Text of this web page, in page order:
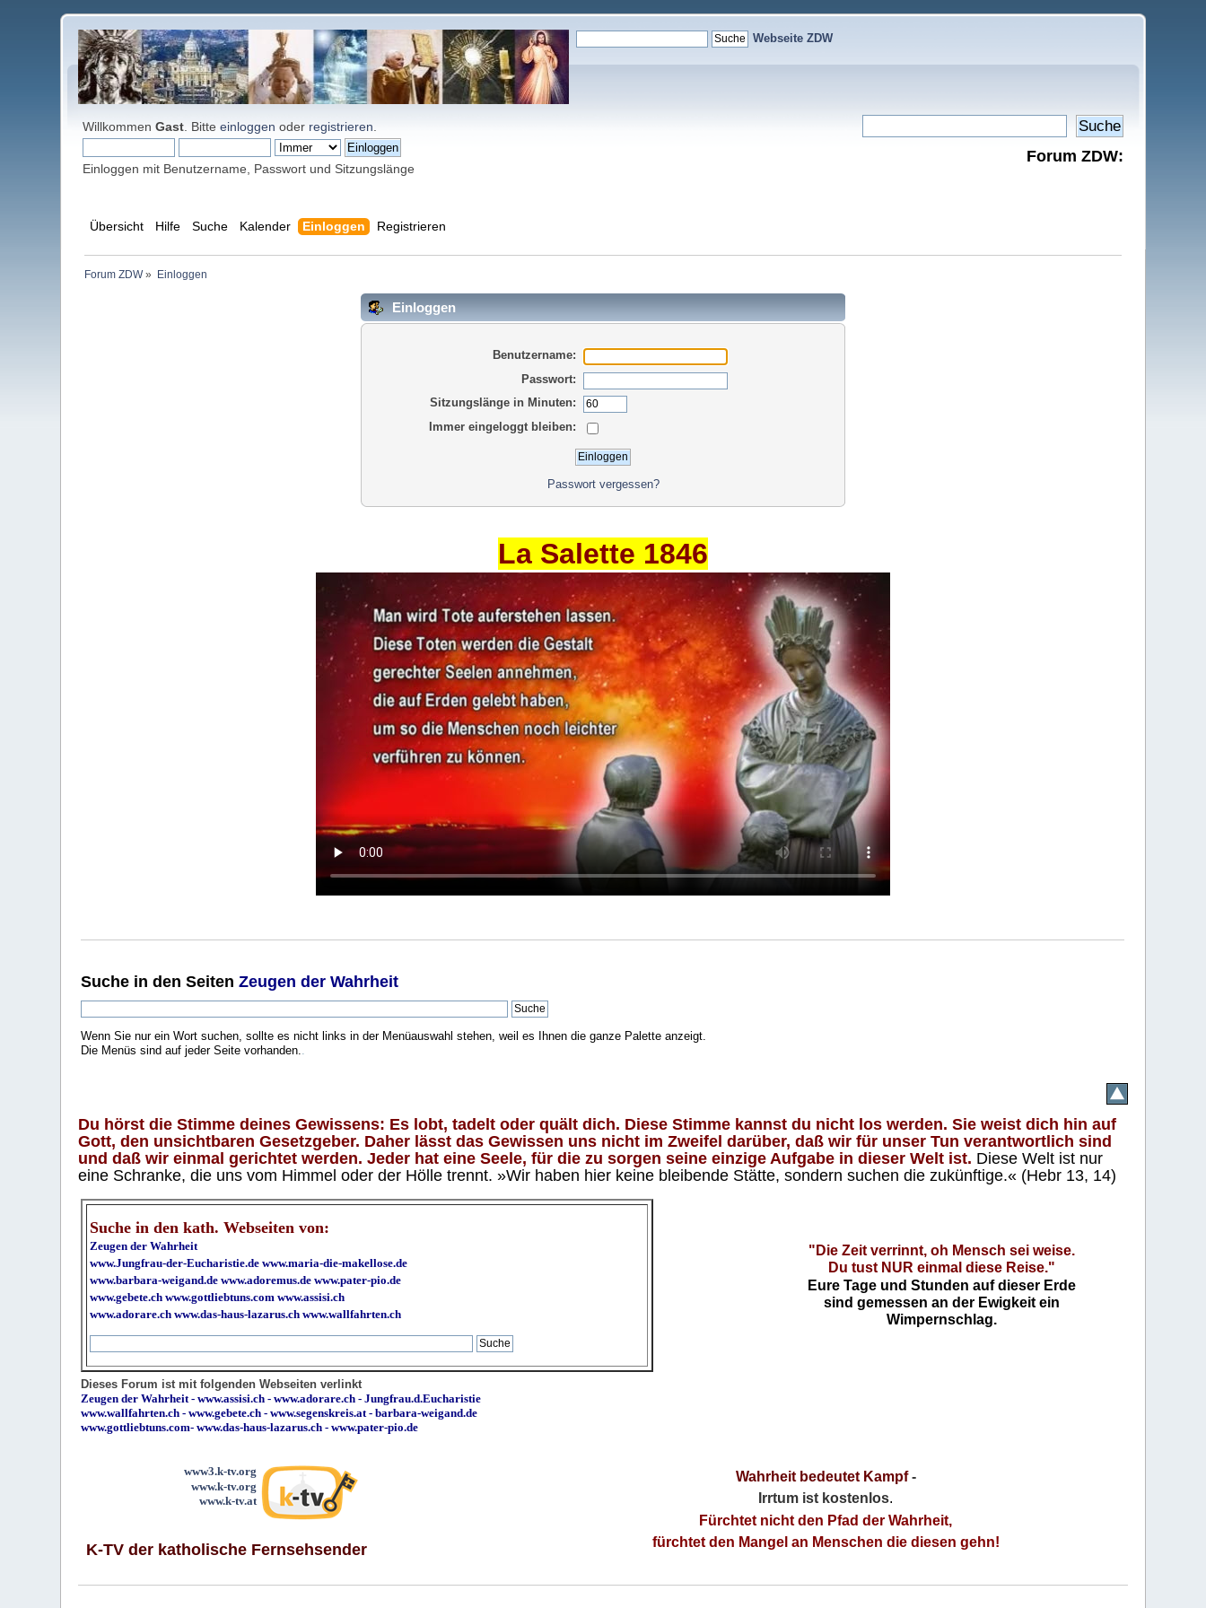
Webseite ZDW
WillkommenGast . Bitteeinloggen oder registrieren
Einloggen mit Benutzername, Passwort und Sitzungslänge
Forum ZDW:
Übersicht Hilfe Suche Kalender Einloggen Registrieren
Forum ZDW» Einloggen
Einloggen
Benutzername:
Passwort:
Sitzungslänge in Minuten:
Immer eingeloggt bleiben:
Passwort vergessen?
La Salette 1846
Suche in den SeitenZeugen der Wahrheit
Wenn Sie nur ein Wort suchen, sollte es nicht links in der Menüauswahl stehen, weil es Ihnen die ganze Palette anzeigt.
Die Menüs sind auf jeder Seite vorhanden.
Du hörst die Stimme deines Gewissens: Es lobt, tadelt oder quält dich. Diese Stimme kannst du nicht los werden. Sie weist dich hin auf
Gott, den unsichtbaren Gesetzgeber. Daher lässt das Gewissen uns nicht im Zweifel darüber, daß wir für unser Tun verantwortlich sind
und daß wir einmal gerichtet werden. Jeder hat eine Seele, für die zu sorgen seine einzige Aufgabe in dieser Welt ist. Diese Welt ist nur
eine Schranke, die uns vom Himmel oder der Hölle trennt. »Wir haben hier keine bleibende Stätte, sondern suchen die zukünftige.« (Hebr 13, 14)
Suche in den kath. Webseiten von:
Zeugen der Wahrheit
www.Jungfrau-der-Eucharistie.de www.maria-die-makellose.de
www.barbara-weigand.de www.adoremus.de www.pater-pio.de
www.gebete.ch www.gottliebtuns.com www.assisi.ch
www.adorare.ch www.das-haus-lazarus.ch www.wallfahrten.ch
"Die Zeit verrinnt, oh Mensch sei weise.
Du tust NUR einmal diese Reise."
Eure Tage und Stunden auf dieser Erde
sind gemessen an der Ewigkeit ein
Wimpernschlag.
Dieses Forum ist mit folgenden Webseiten verlinkt
Zeugen der Wahrheit -www.assisi.ch -www.adorare.ch -Jungfrau.d.Eucharistie
www.wallfahrten.ch -www.gebete.ch -www.segenskreis.at -barbara-weigand.de
www.gottliebtuns.com-www.das-haus-lazarus.ch - www.pater-pio.de
www3.k-tv.org
www.k-tv.org
www.k-tv.at
K-TV der katholische Fernsehsender
Wahrheit bedeutet Kampf-
Irrtum ist kostenlos.
Fürchtet nicht den Pfad der Wahrheit,
fürchtet den Mangel an Menschen die diesen gehn!